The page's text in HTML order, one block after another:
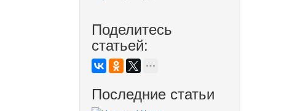
Поделитесь
статьей:
Последние статьи